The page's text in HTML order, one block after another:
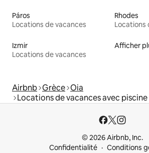
Páros
Locations de vacances
Rhodes
Locations
Izmir
Locations de vacances
Afficher
Airbnb Grèce Oia
Locations de vacances avec piscine
© 2026 Airbnb, Inc.
Confidentialité
Conditions